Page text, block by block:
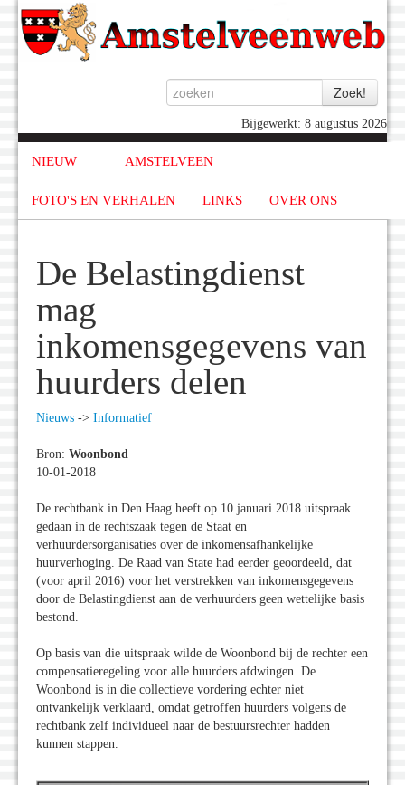
Bijgewerkt: 8 augustus 2026
NIEUW AMSTELVEEN
FOTO'S EN VERHALEN LINKS OVER ONS
De Belastingdienst
mag
inkomensgegevens van
huurders delen
Nieuws -> Informatief
Bron: Woonbond
10-01-2018
De rechtbank in Den Haag heeft op 10 januari 2018 uitspraak
gedaan in de rechtszaak tegen de Staat en
verhuurdersorganisaties over de inkomensafhankelijke
huurverhoging. De Raad van State had eerder geoordeeld, dat
(voor april 2016) voor het verstrekken van inkomensgegevens
door de Belastingdienst aan de verhuurders geen wettelijke basis
bestond.
Op basis van die uitspraak wilde de Woonbond bij de rechter een
compensatieregeling voor alle huurders afdwingen. De
Woonbond is in die collectieve vordering echter niet
ontvankelijk verklaard, omdat getroffen huurders volgens de
rechtbank zelf individueel naar de bestuursrechter hadden
kunnen stappen.